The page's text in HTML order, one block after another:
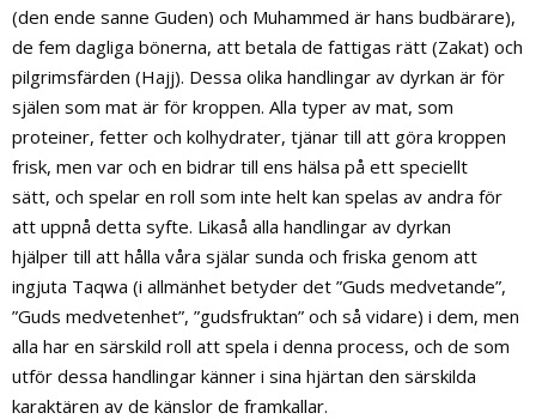
(den ende sanne Guden) och Muhammed är hans budbärare),
de fem dagliga bönerna, att betala de fattigas rätt (Zakat) och
pilgrimsfärden (Hajj). Dessa olika handlingar av dyrkan är för
själen som mat är för kroppen. Alla typer av mat, som
proteiner, fetter och kolhydrater, tjänar till att göra kroppen
frisk, men var och en bidrar till ens hälsa på ett speciellt
sätt, och spelar en roll som inte helt kan spelas av andra för
att uppnå detta syfte. Likaså alla handlingar av dyrkan
hjälper till att hålla våra själar sunda och friska genom att
ingjuta Taqwa (i allmänhet betyder det ”Guds medvetande”,
”Guds medvetenhet”, ”gudsfruktan” och så vidare) i dem, men
alla har en särskild roll att spela i denna process, och de som
utför dessa handlingar känner i sina hjärtan den särskilda
karaktären av de känslor de framkallar.